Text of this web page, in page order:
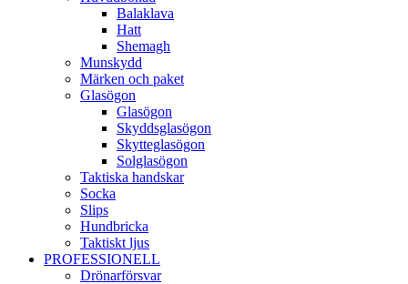
Balaklava
Hatt
Shemagh
Munskydd
Märken och paket
Glasögon
Glasögon
Skyddsglasögon
Skytteglasögon
Solglasögon
Taktiska handskar
Socka
Slips
Hundbricka
Taktiskt ljus
PROFESSIONELL
Drönarförsvar